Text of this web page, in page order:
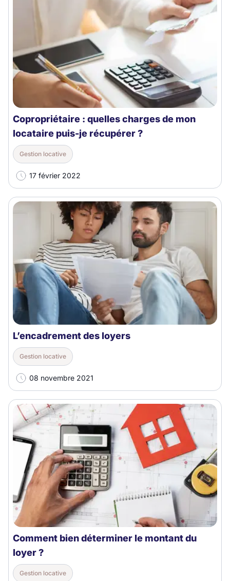
Copropriétaire : quelles charges de mon
locataire puis-je récupérer ?
Gestion locative
17 février 2022
L’encadrement des loyers
Gestion locative
08 novembre 2021
Comment bien déterminer le montant du
loyer ?
Gestion locative